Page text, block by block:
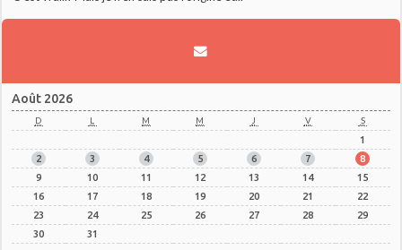
Août 2026
D L M M J V S
1
2
3 4 5 6 7
8
9
10 11 12 13 14
15
16
17 18 19 20 21
22
23
24 25 26 27 28
29
30
31